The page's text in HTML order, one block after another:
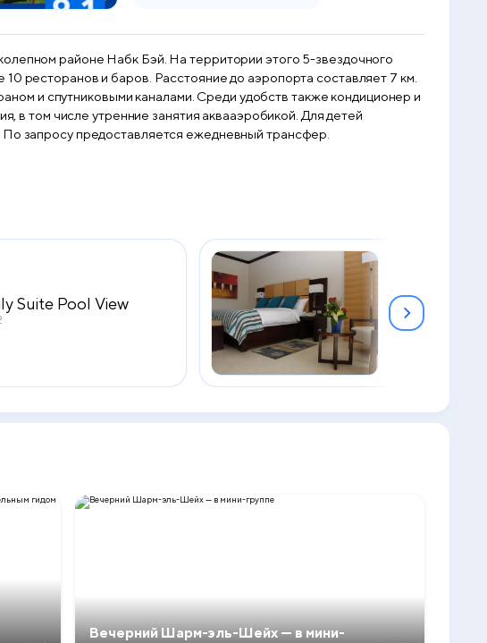
районе Набк Бэй. На территории этого 5-звездочного
ресторанов и баров. Расстояние до аэропорта составляет 7 км.
и спутниковыми каналами. Среди удобств также кондиционер и
том числе утренние занятия аквааэробикой. Для детей
запросу предоставляется ежедневный трансфер.
Suite Pool View
Superior
View
38 м2
Вечерний Шарм-эль-Шейх — в мини-